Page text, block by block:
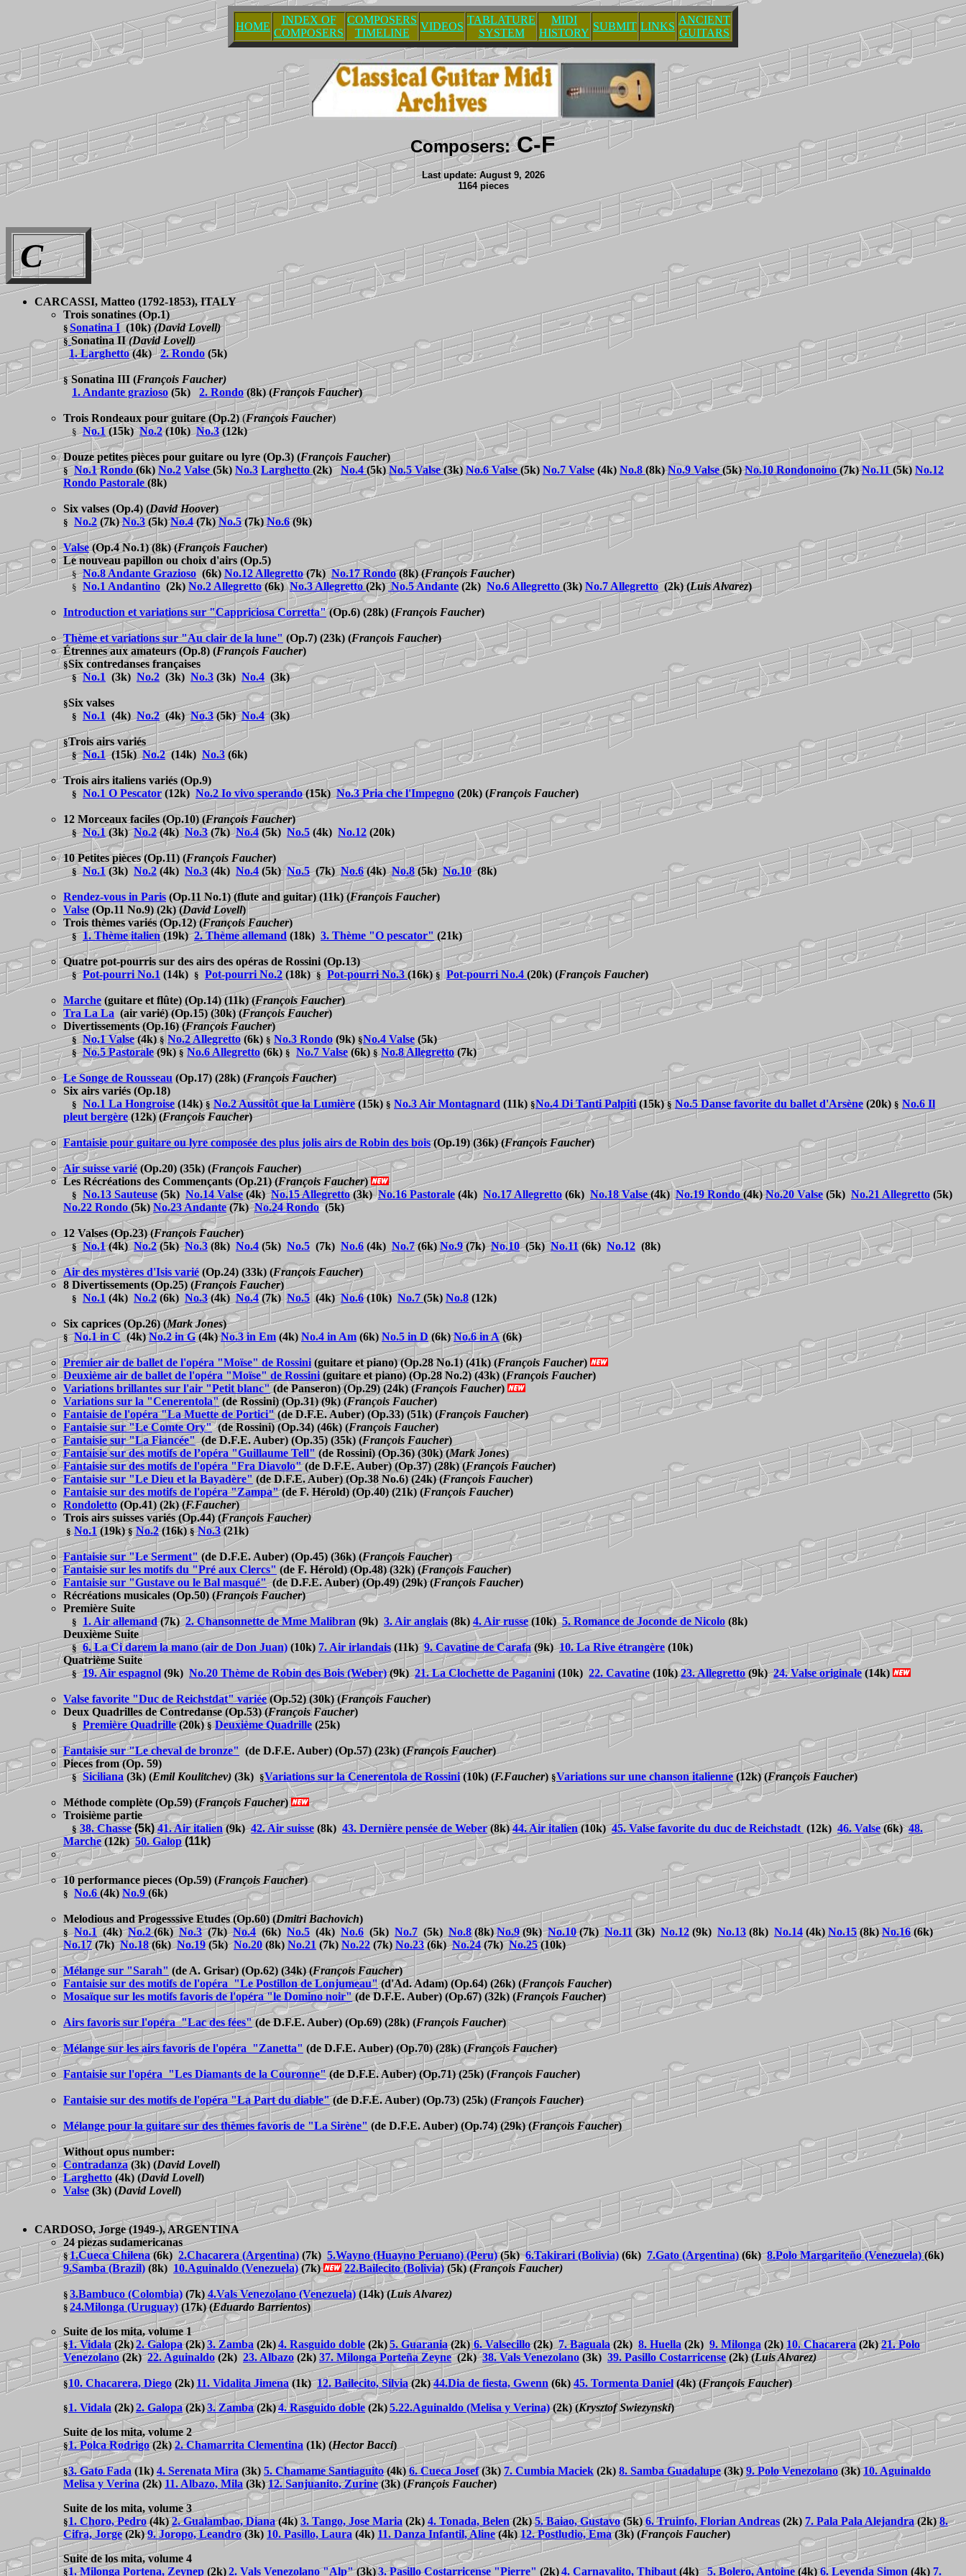
HOME
INDEX OF
COMPOSERS
COMPOSERS
TIMELINE
VIDEOS
TABLATURE
SYSTEM
MIDI
HISTORY
SUBMIT LINKS
ANCIENT
GUITARS
Composers:C-F
Last update: August 9, 2026
1164 pieces
C
CARCASSI, Matteo (1792-1853), ITALY
Trois sonatines (Op.1)
§ Sonatina I(10k)(David Lovell)
§ Sonatina II (David Lovell)
1. Larghetto(4k)2. Rondo (5k)
§Sonatina III (François Faucher)
1. Andante grazioso (5k) 2. Rondo(8k)(François Faucher)
Trois Rondeaux pour guitare(Op.2) (François Faucher)
§ No.1(15k)No.2 (10k)No.3 (12k)
Douze petites pièces pour guitare ou lyre (Op.3) (François Faucher)
§ No.1 Rondo (6k) No.2 Valse (5k) No.3 Larghetto (2k) No.4 (5k) No.5 Valse (3k)No.6 Valse (5k) No.7 Valse (4k) No.8 (8k)No.9 Valse (5k)No.10 Rondonoino (7k)No.11 (5k) No.12
Rondo Pastorale (8k)
Six valses (Op.4) (David Hoover)
§ No.2 (7k)No.3(5k)No.4(7k)No.5(7k)No.6(9k)
Valse(Op.4 No.1) (8k)(François Faucher)
Le nouveau papillon ou choix d'airs (Op.5)
§ No.8 Andante Grazioso (6k) No.12 Allegretto(7k) No.17 Rondo(8k)(François Faucher)
§ No.1 Andantino (2k) No.2 Allegretto(6k) No.3 Allegretto (2k) No.5 Andante (2k) No.6 Allegretto (3k) No.7 Allegretto(2k)(Luis Alvarez)
Introduction et variations sur "Cappriciosa Corretta"(Op.6) (28k) (François Faucher)
Thème et variations sur "Au clair de la lune" (Op.7) (23k) (François Faucher)
Étrennes aux amateurs(Op.8) (François Faucher)
§Six contredanses françaises
§ No.1 (3k) No.2 (3k) No.3 (3k) No.4 (3k)
§Six valses
§ No.1 (4k)No.2 (4k)No.3(5k)No.4 (3k)
§Trois airsvariés
§ No.1 (15k)No.2 (14k) No.3 (6k)
Trois airs italiens variés (Op.9)
§ No.1 O Pescator (12k) No.2 Io vivo sperando(15k)No.3 Pria che l'Impegno (20k) (François Faucher)
12 Morceaux faciles(Op.10)(François Faucher)
§ No.1 (3k)No.2 (4k)No.3 (7k)No.4 (5k) No.5 (4k) No.12 (20k)
10 Petites pièces(Op.11) (François Faucher)
§ No.1 (3k) No.2 (4k) No.3 (4k) No.4 (5k)No.5 (7k)No.6(4k)No.8 (5k)No.10 (8k)
Rendez-vous in Paris (Op.11 No.1) (flute and guitar) (11k)(François Faucher)
Valse (Op.11 No.9) (2k)(David Lovell)
Trois thèmes variés(Op.12)(François Faucher)
§ 1. Thème italien (19k)2. Thème allemand (18k) 3. Thème "O pescator" (21k)
Quatre pot-pourris sur des airs des opéras de Rossini (Op.13)
§ Pot-pourri No.1 (14k) § Pot-pourri No.2 (18k)§ Pot-pourri No.3 (16k)§ Pot-pourri No.4 (20k) (François Faucher)
Marche (guitare et flûte) (Op.14) (11k)(François Faucher)
Tra La La (air varié) (Op.15) (30k)(François Faucher)
Divertissements(Op.16)(François Faucher)
§ No.1 Valse(4k) § No.2 Allegretto (6k) § No.3 Rondo (9k) §No.4 Valse (5k)
§ No.5 Pastorale(9k)§ No.6 Allegretto (6k) § No.7 Valse (6k) § No.8 Allegretto(7k)
Le Songe de Rousseau (Op.17) (28k) (François Faucher)
Six airs variés (Op.18)
§ No.1 La Hongroise (14k)§ No.2 Aussitôt que la Lumière(15k) § No.3 Air Montagnard (11k) §No.4 Di Tanti Palpiti(15k)§ No.5 Danse favorite du ballet d'Arsène (20k) § No.6 Il
pleut bergère(12k)(François Faucher)
Fantaisie pour guitare ou lyre composée des plus jolis airs de Robin des bois(Op.19) (36k)(François Faucher)
Air suisse varié (Op.20) (35k) (François Faucher)
Les Récréations des Commençants (Op.21)(François Faucher)
§ No.13 Sauteuse (5k) No.14 Valse (4k)No.15 Allegretto (3k)No.16 Pastorale (4k) No.17 Allegretto (6k) No.18 Valse (4k) No.19 Rondo (4k)No.20 Valse (5k) No.21 Allegretto (5k)
No.22 Rondo (5k) No.23 Andante (7k)No.24 Rondo (5k)
12 Valses(Op.23)(François Faucher)
§ No.1 (4k)No.2 (5k)No.3 (8k) No.4 (5k) No.5 (7k) No.6 (4k) No.7(6k)No.9 (7k)No.10 (5k)No.11 (6k) No.12 (8k)
Air des mystères d'Isis varié (Op.24) (33k) (François Faucher)
8 Divertissements (Op.25) (François Faucher)
§ No.1 (4k) No.2 (6k) No.3 (4k)No.4 (7k)No.5 (4k)No.6(10k) No.7 (5k) No.8 (12k)
Six caprices (Op.26)(Mark Jones)
§ No.1 in C(4k) No.2 in G(4k)No.3 in Em (4k) No.4 in Am (6k) No.5 in D (6k)No.6 in A(6k)
Premier air de ballet de l'opéra "Moïse" de Rossini (guitare et piano) (Op.28 No.1) (41k)(François Faucher)
Deuxième air de ballet de l'opéra "Moïse" de Rossini (guitare et piano) (Op.28 No.2) (43k) (François Faucher)
Variations brillantes sur l'air "Petit blanc" (de Panseron)(Op.29) (24k)(François Faucher)
Variations sur la "Cenerentola" (de Rossini)(Op.31) (9k)(François Faucher)
Fantaisie de l'opéra "La Muette de Portici" (de D.F.E. Auber) (Op.33) (51k) (François Faucher)
Fantaisie sur "Le Comte Ory" (de Rossini) (Op.34) (46k) (François Faucher)
Fantaisie sur "La Fiancée" (de D.F.E. Auber) (Op.35) (35k) (François Faucher)
Fantaisie sur des motifs de l’opéra "Guillaume Tell" (de Rossini) (Op.36) (30k) (Mark Jones)
Fantaisie sur des motifs de l'opéra "Fra Diavolo" (de D.F.E. Auber)(Op.37) (28k)(François Faucher)
Fantaisie sur "Le Dieu et la Bayadère" (de D.F.E. Auber) (Op.38 No.6) (24k) (François Faucher)
Fantaisie sur des motifs de l'opéra "Zampa" (de F. Hérold)(Op.40)(21k) (François Faucher)
Rondoletto (Op.41) (2k)(F.Faucher)
Trois airs suisses variés (Op.44)(François Faucher)
§ No.1 (19k) § No.2 (16k) § No.3 (21k)
Fantaisie sur "Le Serment" (de D.F.E. Auber) (Op.45) (36k) (François Faucher)
Fantaisie sur les motifs du "Pré aux Clercs" (de F. Hérold) (Op.48) (32k) (François Faucher)
Fantaisie sur "Gustave ou le Bal masqué" (de D.F.E. Auber) (Op.49) (29k) (François Faucher)
Récréations musicales (Op.50)(François Faucher)
Première Suite
§ 1. Air allemand (7k) 2. Chansonnette de Mme Malibran (9k) 3. Air anglais (8k) 4. Air russe (10k)5. Romance de Joconde de Nicolo (8k)
Deuxième Suite
§ 6. La Ci darem la mano (air de Don Juan) (10k) 7. Air irlandais (11k) 9. Cavatine de Carafa (9k) 10. La Rive étrangère (10k)
Quatrième Suite
§ 19. Air espagnol (9k) No.20 Thème de Robin des Bois (Weber) (9k) 21. La Clochette de Paganini (10k) 22. Cavatine (10k) 23. Allegretto (9k) 24. Valse originale (14k)
Valse favorite "Duc de Reichstdat" variée(Op.52) (30k) (François Faucher)
Deux Quadrilles de Contredanse(Op.53) (François Faucher)
§ Première Quadrille (20k) § Deuxième Quadrille (25k)
Fantaisie sur "Le cheval de bronze" (de D.F.E. Auber) (Op.57) (23k) (François Faucher)
Pieces from(Op. 59)
§ Siciliana (3k) (Emil Koulitchev) (3k) §Variations sur la Cenerentola de Rossini (10k) (F.Faucher) §Variations sur une chanson italienne (12k)(François Faucher)
Méthode complète (Op.59)(François Faucher)
Troisième partie
§ 38. Chasse (5k) 41. Air italien (9k) 42. Air suisse (8k) 43. Dernière pensée de Weber (8k) 44. Air italien (10k)45. Valse favorite du duc de Reichstadt (12k) 46. Valse (6k) 48.
Marche (12k) 50. Galop (11k)
10 performance pieces (Op.59) (François Faucher)
§ No.6 (4k) No.9 (6k)
Melodious and Progesssive Etudes(Op.60) (Dmitri Bachovich)
§ No.1(4k)No.2 (6k) No.3(7k)No.4(6k) No.5 (4k) No.6 (5k) No.7 (5k) No.8(8k)No.9(9k)No.10(7k)No.11(3k) No.12 (9k) No.13 (8k) No.14 (4k) No.15 (8k)No.16(6k)
No.17(7k)No.18(6k)No.19(5k)No.20 (8k) No.21 (7k) No.22 (7k) No.23(6k)No.24(7k)No.25(10k)
Mélange sur "Sarah" (de A. Grisar) (Op.62) (34k)(François Faucher)
Fantaisie sur des motifs de l'opéra "Le Postillon de Lonjumeau"(d'Ad. Adam) (Op.64) (26k) (François Faucher)
Mosaïque sur les motifs favoris de l'opéra "le Domino noir"(de D.F.E. Auber) (Op.67) (32k) (François Faucher)
Airs favoris sur l'opéra "Lac des fées"(de D.F.E. Auber) (Op.69) (28k) (François Faucher)
Mélange sur les airs favoris de l'opéra "Zanetta" (de D.F.E. Auber) (Op.70) (28k)(François Faucher)
Fantaisie sur l'opéra "Les Diamants de la Couronne"(de D.F.E. Auber) (Op.71) (25k) (François Faucher)
Fantaisie sur des motifs de l'opéra "La Part du diable"(de D.F.E. Auber) (Op.73) (25k) (François Faucher)
Mélange pour la guitare sur des thèmes favoris de "La Sirène" (de D.F.E. Auber) (Op.74) (29k)(François Faucher)
Without opus number:
Contradanza(3k) (David Lovell)
Larghetto (4k) (David Lovell)
Valse (3k) (David Lovell)
CARDOSO, Jorge (1949-), ARGENTINA
24 piezas sudamericanas
§1.Cueca Chilena(6k) 2.Chacarera (Argentina) (7k) 5.Wayno (Huayno Peruano) (Peru)(5k)6.Takirari (Bolivia) (6k) 7.Gato (Argentina) (6k)8.Polo Margariteño (Venezuela) (6k)
9.Samba (Brazil) (8k) 10.Aguinaldo (Venezuela)(7k) 22.Bailecito (Bolivia)(5k)(François Faucher)
§ 3.Bambuco (Colombia) (7k) 4.Vals Venezolano (Venezuela)(14k)(Luis Alvarez)
§ 24.Milonga (Uruguay)(17k)(Eduardo Barrientos)
Suite de los mita, volume 1
§1. Vidala(2k)2. Galopa(2k)3. Zamba (2k)4. Rasguido doble (2k)5. Guarania(2k) 6. Valsecillo(2k)7. Baguala(2k) 8. Huella (2k) 9. Milonga (2k) 10. Chacarera(2k)21. Polo
Venezolano(2k)22. Aguinaldo (2k) 23. Albazo (2k) 37. Milonga Porteña Zeyne (2k)38. Vals Venezolano (3k) 39. Pasillo Costarricense (2k)(Luis Alvarez)
§10. Chacarera, Diego (2k) 11. Vidalita Jimena(1k)12. Bailecito, Silvia(2k)44.Dia de fiesta, Gwenn (6k) 45. Tormenta Daniel(4k)(François Faucher)
§1. Vidala (2k)2. Galopa(2k)3. Zamba(2k)4. Rasguido doble (2k)5.22.Aguinaldo (Melisa y Verina)(2k)(Krysztof Swiezynski)
Suite de los mita, volume 2
§1. Polca Rodrigo(2k)2. Chamarrita Clementina (1k) (Hector Bacci)
§3. Gato Fada (1k) 4. Serenata Mira (3k) 5. Chamame Santiaguito(4k)6. Cueca Josef(3k) 7. Cumbia Maciek (2k) 8. Samba Guadalupe(3k)9. Polo Venezolano(3k)10. Aguinaldo
Melisa y Verina (2k) 11. Albazo, Mila (3k)12. Sanjuanito, Zurine(3k)(François Faucher)
Suite de los mita, volume 3
§1. Choro, Pedro(4k)2. Gualambao, Diana(4k)3. Tango, Jose Maria (2k) 4. Tonada, Belen(2k)5. Baiao, Gustavo(5k) 6. Truinfo, Florian Andreas (2k) 7. Pala Pala Alejandra(2k)8.
Cifra, Jorge(2k)9. Joropo, Leandro(3k) 10. Pasillo, Laura (4k) 11. Danza Infantil, Aline(4k)12. Postludio, Ema(3k) (François Faucher)
Suite de los mita, volume 4
§1. Milonga Portena, Zeynep (2k)2. Vals Venezolano "Alp" (3k)3. Pasillo Costarricense "Pierre" (2k)4. Carnavalito, Thibaut (4k)5. Bolero, Antoine(4k)6. Leyenda Simon (4k) 7.